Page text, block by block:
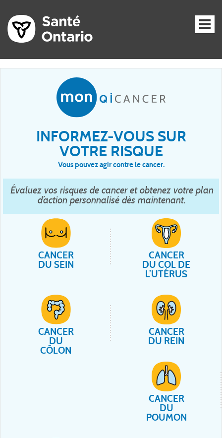
INFORMEZ-VOUS SUR
VOTRE RISQUE
Vous pouvez agir contre le cancer.
Évaluez vos risques de cancer et obtenez votre plan
d’action personnalisé dès maintenant.
CANCER
DU SEIN
CANCER
DU COL DE
L’UTÉRUS
CANCER
DU
CÔLON
CANCER
DU REIN
CANCER
DU
POUMON